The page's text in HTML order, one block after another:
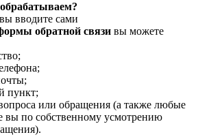
вводите сами
обратной связи вы можете
пункт;
или обращения (а также любые
вы по собственному усмотрению